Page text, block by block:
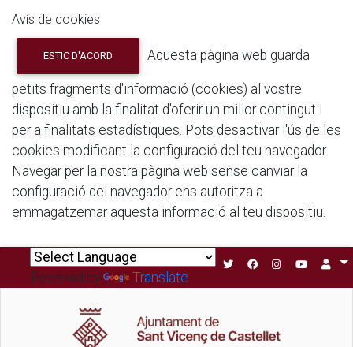
Avís de cookies
ESTIC D'ACORD Aquesta pàgina web guarda
petits fragments d'informació (cookies) al vostre
dispositiu amb la finalitat d'oferir un millor contingut i
per a finalitats estadístiques. Pots desactivar l'ús de les
cookies modificant la configuració del teu navegador.
Navegar per la nostra pàgina web sense canviar la
configuració del navegador ens autoritza a
emmagatzemar aquesta informació al teu dispositiu.
Powered by Translate